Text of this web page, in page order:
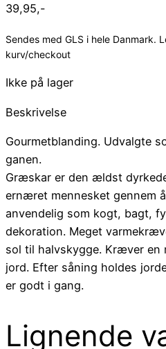
39,95,-
Sendes med GLS i hele Danmark.
kurv/checkout
Ikke på lager
Beskrivelse
Gourmetblanding. Udvalgte
ganen.
Græskar er den ældst
ernæret mennesket gennem
anvendelig som kogt, bagt,
dekoration. Meget
sol til halvskygge. Kræver
jord. Efter såning holdes
er godt i gang.
Lignende